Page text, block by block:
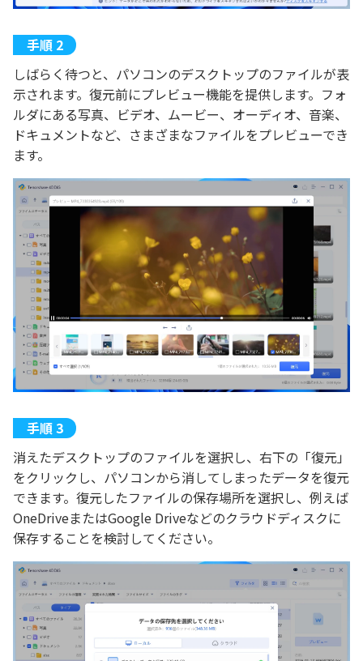
しばらく待つと、パソコンのデスクトップのファイルが表
示されます。復元前にプレビュー機能を提供します。フォ
ルダにある写真、ビデオ、ムービー、オーディオ、音楽、
ドキュメントなど、さまざまなファイルをプレビューでき
ます。
消えたデスクトップのファイルを選択し、右下の「復元」
をクリックし、パソコンから消してしまったデータを復元
できます。復元したファイルの保存場所を選択し、例えば
OneDriveまたはGoogle Driveなどのクラウドディスクに
保存することを検討してください。